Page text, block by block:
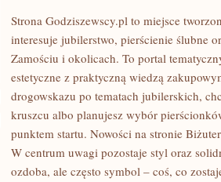
TRENDY
BIŻUTERII
Strona Godziszewscy.pl to miejsce
interesuje jubilerstwo, pierścienie ślubne
Zamościu i okolicach. To portal
estetyczne z praktyczną wiedzą
drogowskazu po tematach jubilerskich,
kruszcu albo planujesz wybór
punktem startu. Nowości na stronie
W centrum uwagi pozostaje styl oraz
ozdoba, ale często symbol – coś, co